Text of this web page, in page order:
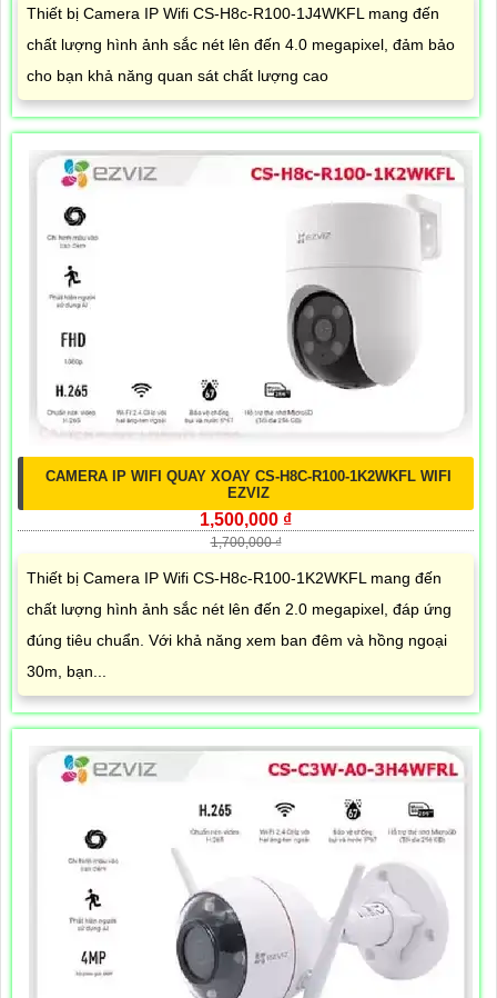
Thiết bị Camera IP Wifi CS-H8c-R100-1J4WKFL mang đến
chất lượng hình ảnh sắc nét lên đến 4.0 megapixel, đảm bảo
cho bạn khả năng quan sát chất lượng cao
CAMERA IP WIFI QUAY XOAY CS-H8C-R100-1K2WKFL WIFI
EZVIZ
1,500,000 ₫
1,700,000 ₫
Thiết bị Camera IP Wifi CS-H8c-R100-1K2WKFL mang đến
chất lượng hình ảnh sắc nét lên đến 2.0 megapixel, đáp ứng
đúng tiêu chuẩn. Với khả năng xem ban đêm và hồng ngoại
30m, bạn...